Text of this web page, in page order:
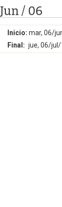
Jun / 06
Inicio: mar, 06/
Final: jue, 06/jul/